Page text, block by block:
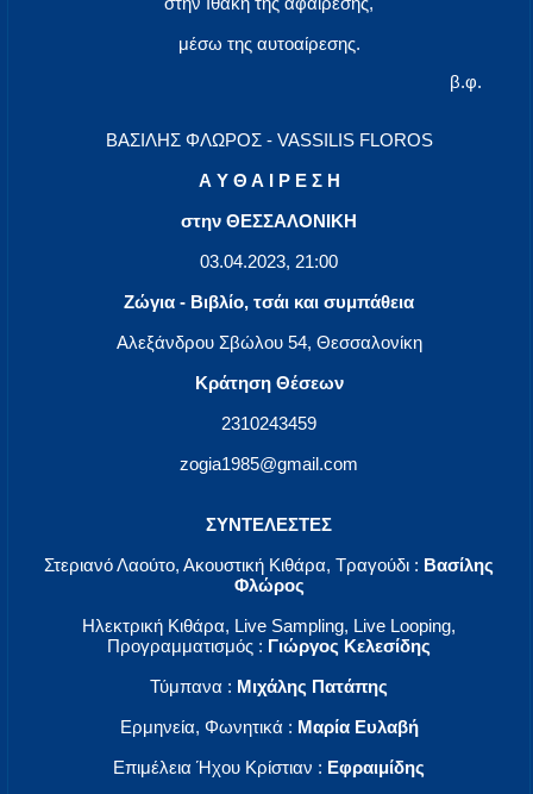
μέσω της αυτοαίρεσης.
β.φ.
ΒΑΣΙΛΗΣ ΦΛΩΡΟΣ - VASSILIS FLOROS
Α Υ Θ Α Ι Ρ Ε Σ Η
στην ΘΕΣΣAΛΟΝΙΚΗ
03.04.2023, 21:00
Ζώγια - Βιβλίο, τσάι και συμπάθεια
Αλεξάνδρου Σβώλου 54, Θεσσαλονίκη
Κράτηση Θέσεων
2310243459
zogia1985@gmail.com
ΣΥΝΤΕΛΕΣΤΕΣ
Στεριανό Λαούτο, Ακουστική Κιθάρα, Τραγούδι : Βασίλης
Φλώρος
Ηλεκτρική Κιθάρα, Live Sampling, Live Looping,
Προγραμματισμός : Γιώργος Κελεσίδης
Τύμπανα : Μιχάλης Πατάπης
Ερμηνεία, Φωνητικά : Μαρία Ευλαβή
Επιμέλεια Ήχου Κρίστιαν : Εφραιμίδης